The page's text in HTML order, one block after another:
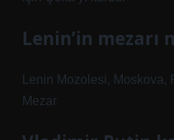
Lenin’in mezarı
Lenin Mozolesi,
Mezar